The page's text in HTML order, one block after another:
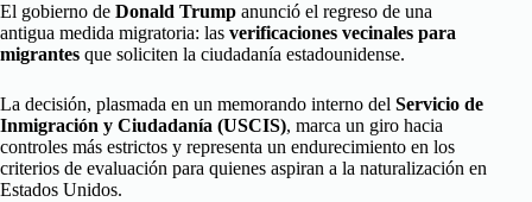
El gobierno de Donald Trump anunció el regreso de una
antigua medida migratoria: las verificaciones vecinales para
migrantes que soliciten la ciudadanía estadounidense.
La decisión, plasmada en un memorando interno del Servicio de
Inmigración y Ciudadanía (USCIS), marca un giro hacia
controles más estrictos y representa un endurecimiento en los
criterios de evaluación para quienes aspiran a la naturalización en
Estados Unidos.